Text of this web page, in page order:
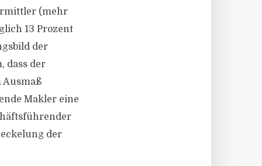
(mehr
13 Prozent
der
dass der
Makler eine
der